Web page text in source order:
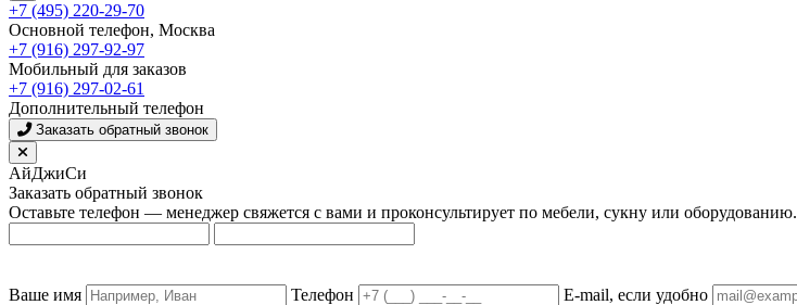
+7 (495) 220-29-70
Основной телефон, Москва
+7 (916) 297-92-97
Мобильный для заказов
+7 (916) 297-02-61
Дополнительный телефон
Заказать обратный звонок
АйДжиСи
Заказать обратный звонок
Оставьте телефон — менеджер свяжется с вами и проконсультирует по мебели, сукну или оборудованию.
Ваше имя Телефон E-mail, если удобно